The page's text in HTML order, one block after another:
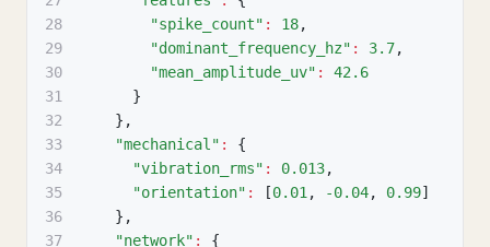
28
"spike_count" : 18,
29
"dominant_frequency_hz" : 3.7,
30
"mean_amplitude_uv" :
42.6
31
}
32
} ,
33
"mechanical" :
{
34
"vibration_rms" : 0.013,
35
"orientation" : [0.01 , -0.04, 0.99]
36
} ,
37
"network" :
{